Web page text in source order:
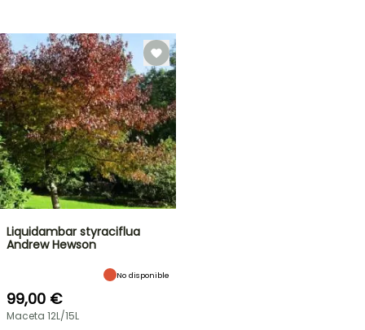
Liquidambar styraciflua
Andrew Hewson
No disponible
99,00 €
Maceta 12L/15L